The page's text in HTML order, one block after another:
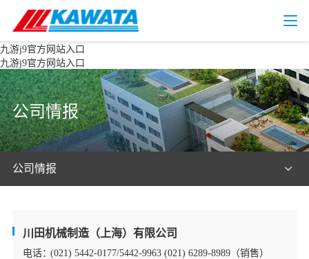
九游j9官方网站入口
九游j9官方网站入口
公司情报
公司情报
川田机械制造（上海）有限公司
电话：(021) 5442-0177/5442-9963 (021) 6289-8989（销售）